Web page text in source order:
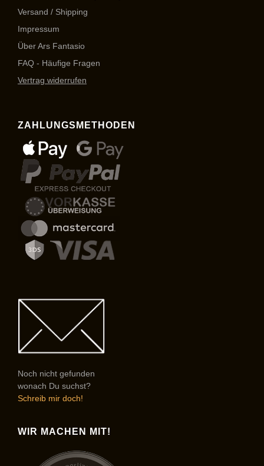
Versand / Shipping
Impressum
Über Ars Fantasio
FAQ - Häufige Fragen
Vertrag widerrufen
ZAHLUNGSMETHODEN
Noch nicht gefunden
wonach Du suchst?
Schreib mir doch!
WIR MACHEN MIT!